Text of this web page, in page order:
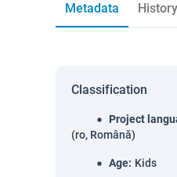
Metadata History
Classification
Project
(ro, Română)
Age: Kids